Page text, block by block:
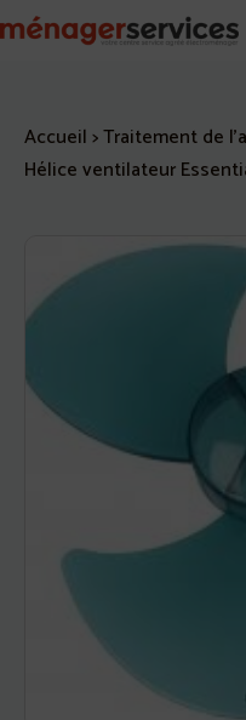
au
Accueil>Traitement de
Hélice ventilateur